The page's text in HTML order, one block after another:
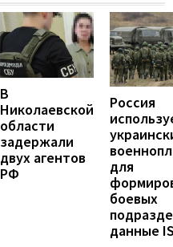
В
Николаевской
области
задержали
двух агентов
РФ
Россия
для
боевых
данные